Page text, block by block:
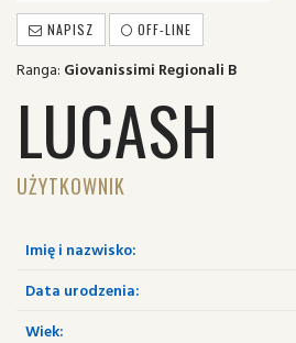
NAPISZ OFF-LINE
Ranga: Giovanissimi Regionali B
LUCASH
UŻYTKOWNIK
Imię i nazwisko:
Data urodzenia:
Wiek: